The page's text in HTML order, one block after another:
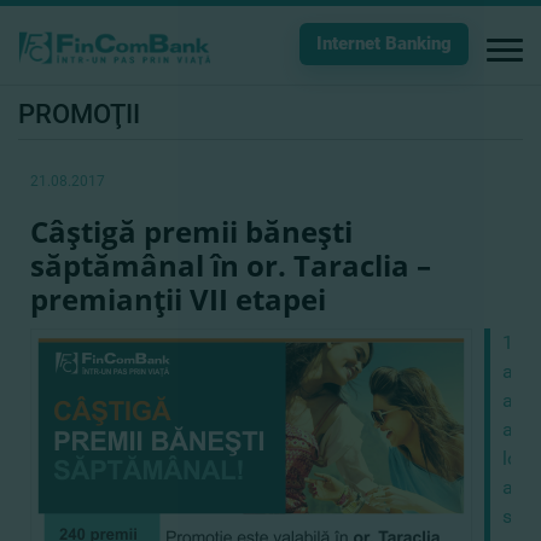
Internet Banking
PROMOŢII
21.08.2017
Câştigă premii băneşti
săptămânal în or. Taraclia –
premianţii VII etapei
18
a
avut
loc
a